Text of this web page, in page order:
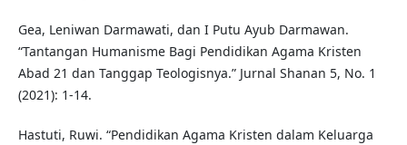
Gea, Leniwan Darmawati, dan I Putu Ayub Darmawan.
“Tantangan Humanisme Bagi Pendidikan Agama Kristen
Abad 21 dan Tanggap Teologisnya.” Jurnal Shanan 5, No. 1
(2021): 1-14.
Hastuti, Ruwi. “Pendidikan Agama Kristen dalam Keluarga